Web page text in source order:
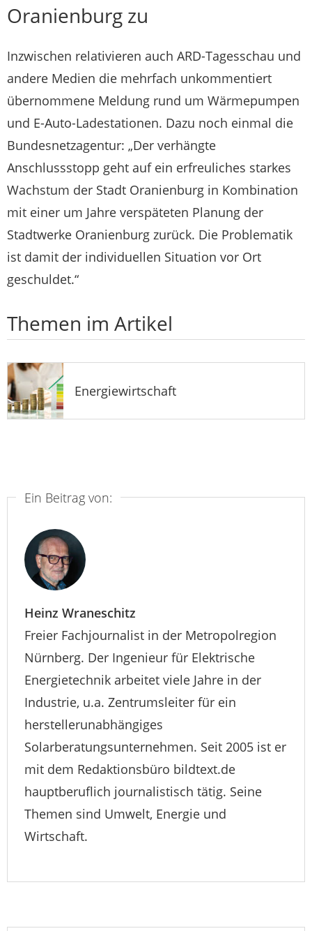
Oranienburg zu
Inzwischen relativieren auch ARD-Tagesschau und
andere Medien die mehrfach unkommentiert
übernommene Meldung rund um Wärmepumpen
und E-Auto-Ladestationen. Dazu noch einmal die
Bundesnetzagentur: „Der verhängte
Anschlussstopp geht auf ein erfreuliches starkes
Wachstum der Stadt Oranienburg in Kombination
mit einer um Jahre verspäteten Planung der
Stadtwerke Oranienburg zurück. Die Problematik
ist damit der individuellen Situation vor Ort
geschuldet.“
Themen im Artikel
Energiewirtschaft
Ein Beitrag von:
Heinz Wraneschitz
Freier Fachjournalist in der Metropolregion
Nürnberg. Der Ingenieur für Elektrische
Energietechnik arbeitet viele Jahre in der
Industrie, u.a. Zentrumsleiter für ein
herstellerunabhängiges
Solarberatungsunternehmen. Seit 2005 ist er
mit dem Redaktionsbüro bildtext.de
hauptberuflich journalistisch tätig. Seine
Themen sind Umwelt, Energie und
Wirtschaft.